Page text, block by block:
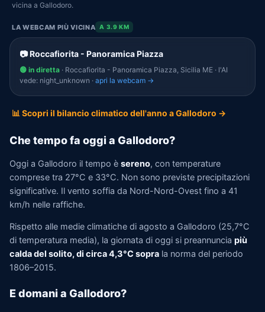
vicina a Gallodoro.
LA WEBCAM PIÙ VICINA A 3.9 KM
📷 Roccafiorita - Panoramica Piazza
🟢 in diretta · Roccafiorita - Panoramica Piazza, Sicilia ME · l'AI
vede: night_unknown · apri la webcam →
📊 Scopri il bilancio climatico dell'anno a Gallodoro →
Che tempo fa oggi a Gallodoro?
Oggi a Gallodoro il tempo è sereno, con temperature
comprese tra 27°C e 33°C. Non sono previste precipitazioni
significative. Il vento soffia da Nord-Nord-Ovest fino a 41
km/h nelle raffiche.
Rispetto alle medie climatiche di agosto a Gallodoro (25,7°C
di temperatura media), la giornata di oggi si preannuncia più
calda del solito, di circa 4,3°C sopra la norma del periodo
1806–2015.
E domani a Gallodoro?